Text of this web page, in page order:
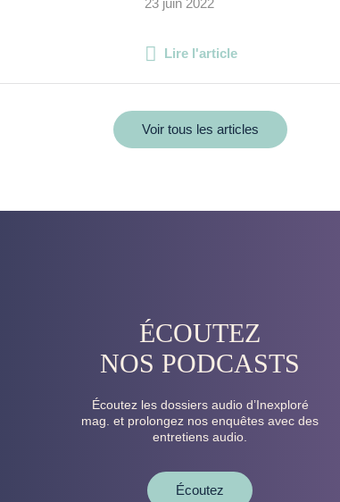
23 juin 2022
Lire l'article
Voir tous les articles
ÉCOUTEZ
NOS PODCASTS
Écoutez les dossiers audio d’Inexploré
mag. et prolongez nos enquêtes avec des
entretiens audio.
Écoutez